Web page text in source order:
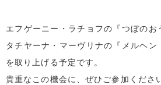
エフゲーニー・ラチョフの『つぼのお
タチヤーナ・マーヴリナの『メルヘ
を取り上げる予定です。
貴重なこの機会に、ぜひご参加くださ